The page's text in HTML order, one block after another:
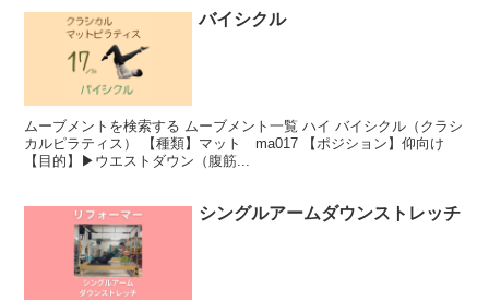
バイシクル
ムーブメントを検索する ムーブメント一覧 ハイ バイシクル（クラシ
カルピラティス） 【種類】マット ma017 【ポジション】仰向け
【目的】▶︎ウエストダウン（腹筋...
シングルアームダウンストレッチ